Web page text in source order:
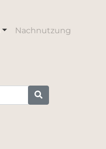
Nachnutzung